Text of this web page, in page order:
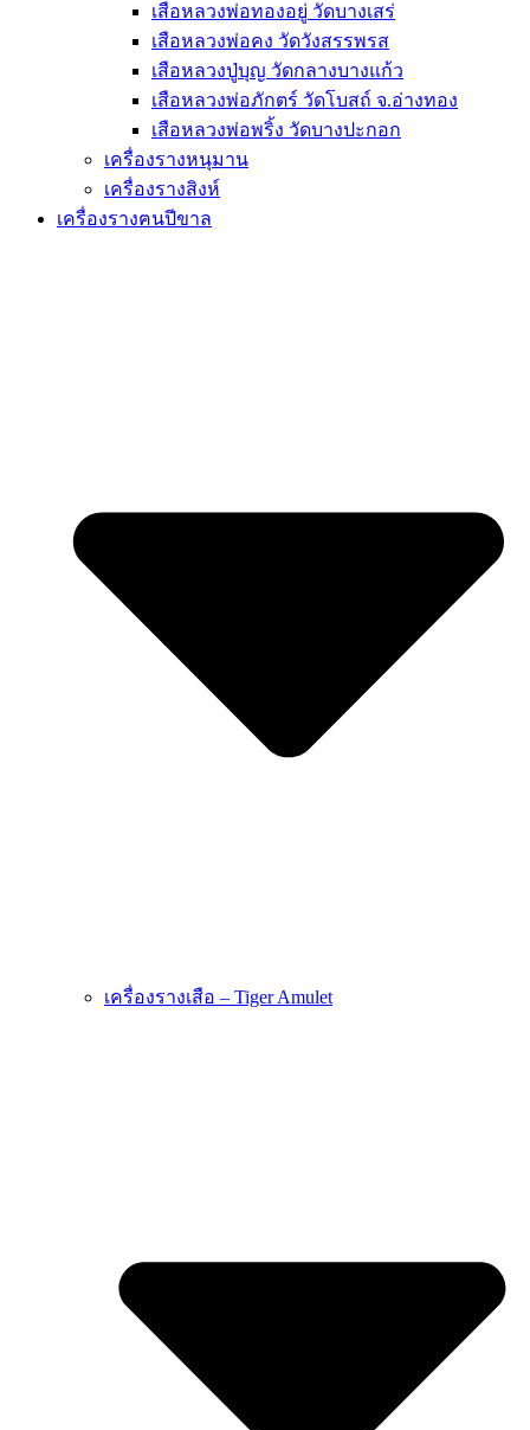
เสือหลวงพ่อทองอยู่ วัดบางเสร่
เสือหลวงพ่อคง วัดวังสรรพรส
เสือหลวงปู่บุญ วัดกลางบางแก้ว
เสือหลวงพ่อภักตร์ วัดโบสถ์ จ.อ่างทอง
เสือหลวงพ่อพริ้ง วัดบางปะกอก
เครื่องรางหนุมาน
เครื่องรางสิงห์
เครื่องรางฅนปีขาล
เครื่องรางเสือ – Tiger Amulet